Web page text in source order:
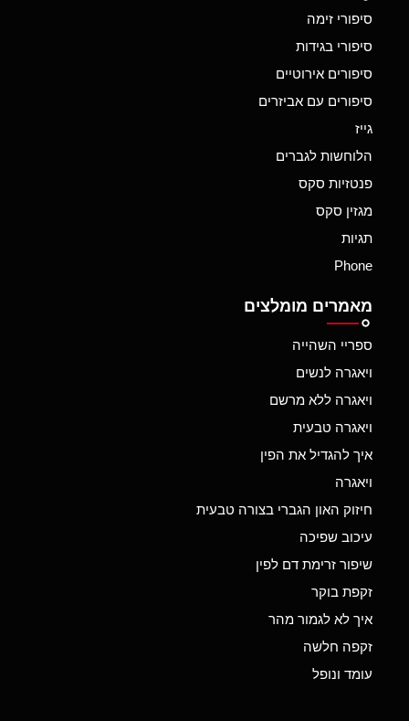
סיפורי זימה
סיפורי בגידות
סיפורים אירוטיים
סיפורים עם אביזרים
גייז
הלוחשות לגברים
פנטזיות סקס
מגזין סקס
תגיות
Phone
מאמרים מומלצים
ספריי השהייה
ויאגרה לנשים
ויאגרה ללא מרשם
ויאגרה טבעית
איך להגדיל את הפין
ויאגרה
חיזוק האון הגברי בצורה טבעית
עיכוב שפיכה
שיפור זרימת דם לפין
זקפת בוקר
איך לא לגמור מהר
זקפה חלשה
עומד ונופל